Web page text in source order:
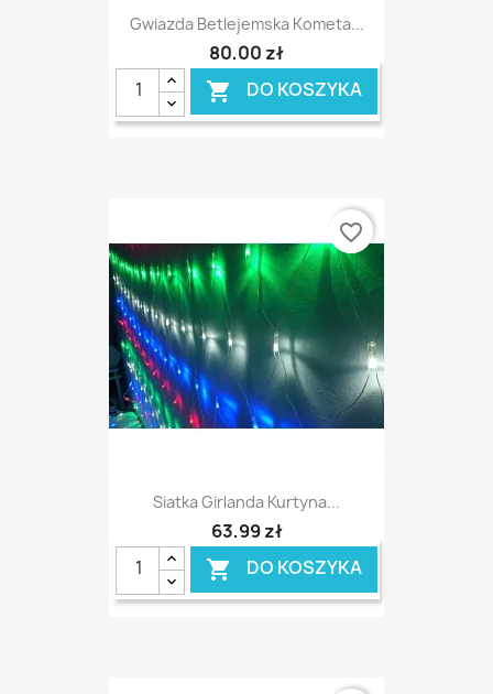
Gwiazda Betlejemska Kometa...
80,00 zł
 DO KOSZYKA
Siatka Girlanda Kurtyna...
63,99 zł
 DO KOSZYKA
favorite_border